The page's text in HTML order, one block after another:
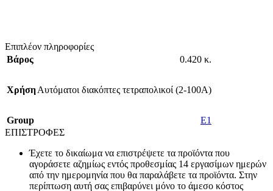
Επιπλέον πληροφορίες
Βάρος
0.420 κ.
ΧρήσηΑυτόματοι διακόπτες τετραπολικοί (2-100A)
Group
E1
ΕΠΙΣΤΡΟΦΕΣ
Έχετε το δικαίωμα να επιστρέψετε τα προϊόντα που
αγοράσετε αζημίως εντός προθεσμίας 14 εργασίμων ημερών
από την ημερομηνία που θα παραλάβετε τα προϊόντα. Στην
περίπτωση αυτή σας επιβαρύνει μόνο το άμεσο κόστος